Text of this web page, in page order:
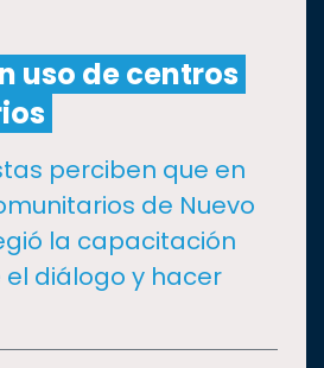
uso de centros
perciben que en
de Nuevo
la capacitación
diálogo y hacer